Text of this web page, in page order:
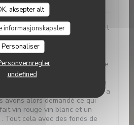
aksepter alt
informasjonskapsler
Personaliser
undefined
12h30 Nous sommes arrivés à l
ni blanc Nous avons eu des
une personne a reçu
Ensuite plus de pain.. Par
si apéritif était compris le
la réponse est allé se
responsable. La question ou
comprise mais enfin on nous a
avons alors demandé ce qui
vin rouge vin blanc et un
Tout cela avec des fonds de